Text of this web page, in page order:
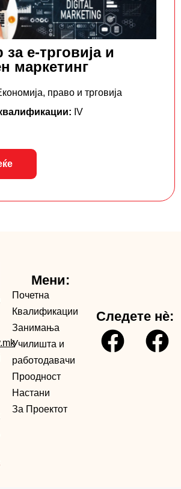
за е-трговија и
маркетинг
право и трговија
IV
Мени:
Почетна
Квалификации
Занимања
Училишта и
работодавачи
Проодност
Настани
За Проектот
Следете нè: